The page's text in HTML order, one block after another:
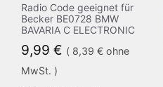
Radio Code geeignet für
Becker BE0728 BMW
BAVARIA C ELECTRONIC
9,99 € ( 8,39 € ohne
MwSt. )